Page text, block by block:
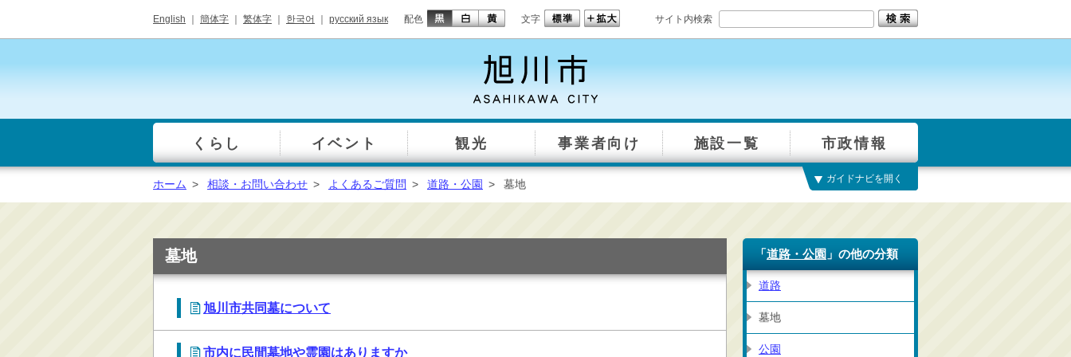
English 簡体字 繁体字 한국어 русский язык 配色 文字 サイト内検索
一覧
くらし イベント 観光 事業者向け 施設一覧 市政情報
総合窓口
手続き・届出（戸籍・
子育て・学校教育
ごみ・リサイクル・環
境保全
ガイドナビを開く
ホーム > 相談・お問い合わせ > よくあるご質問 > 道路・公園 > 墓地
墓地
旭川市共同墓について
市内に民間墓地や霊園はありますか
「道路・公園 」の他の分類
道路
墓地
公園